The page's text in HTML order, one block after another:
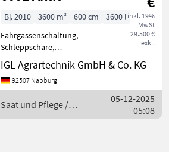
inkl. 19%
MwSt
29.500 €
exkl.
Bj. 2010 3600 m³ 600 cm
3600 l
Fahrgassenschaltung,
Schleppschare,
Vorauflaufmarkierung,
Fahrgassenmarkierung,
Beleuchtung, Spuranreisser
cm, Bordcomputer /
Monitor, Belad
IGL Agrartechnik GmbH & Co. KG
92507 Nabburg
Saat und Pflege /
Amazone
05-12-2025
05:08